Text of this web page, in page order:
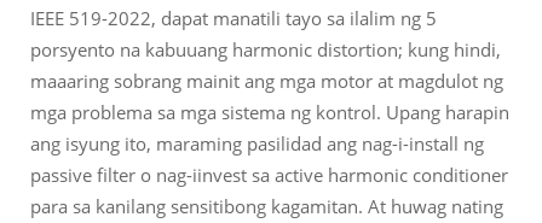
IEEE 519-2022, dapat manatili tayo sa ilalim ng 5
porsyento na kabuuang harmonic distortion; kung hindi,
maaaring sobrang mainit ang mga motor at magdulot ng
mga problema sa mga sistema ng kontrol. Upang harapin
ang isyung ito, maraming pasilidad ang nag-i-install ng
passive filter o nag-iinvest sa active harmonic conditioner
para sa kanilang sensitibong kagamitan. At huwag nating